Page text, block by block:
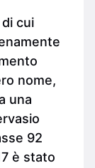
cui
nome,
una
92
è stato